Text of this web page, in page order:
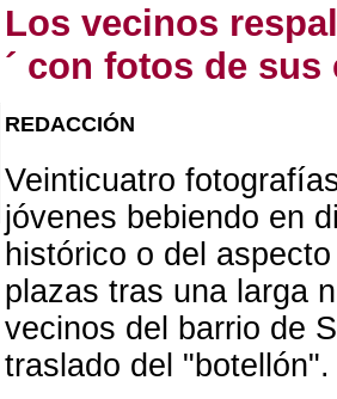
Los vecinos
´ con fotos de
REDACCIÓN
Veinticuatro
jóvenes bebiendo en
histórico o del
plazas tras una larga
vecinos del barrio de
traslado del "botellón".